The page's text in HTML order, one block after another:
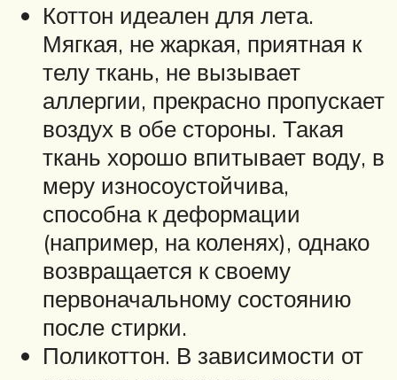
Коттон идеален для лета.
Мягкая, не жаркая, приятная к
телу ткань, не вызывает
аллергии, прекрасно пропускает
воздух в обе стороны. Такая
ткань хорошо впитывает воду, в
меру износоустойчива,
способна к деформации
(например, на коленях), однако
возвращается к своему
первоначальному состоянию
после стирки.
Поликоттон. В зависимости от